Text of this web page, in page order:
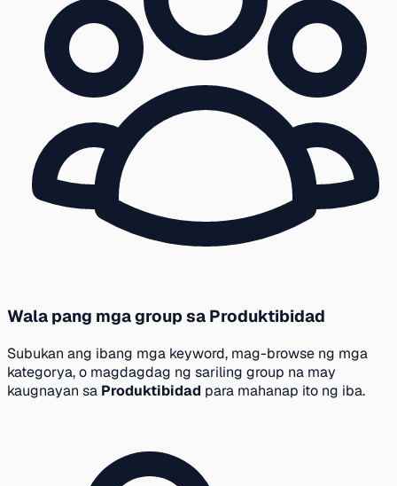
Wala pang mga group sa Produktibidad
Subukan ang ibang mga keyword, mag-browse ng mga
kategorya, o magdagdag ng sariling group na may
kaugnayan sa Produktibidad para mahanap ito ng iba.